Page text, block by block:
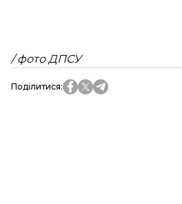
/ фото ДПСУ
Поділитися: